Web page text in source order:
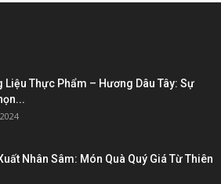
Liệu Thực Phẩm – Hương Dâu Tây: Sự
Nhân Sâm: Món Quà Quý Giá Từ Thiên